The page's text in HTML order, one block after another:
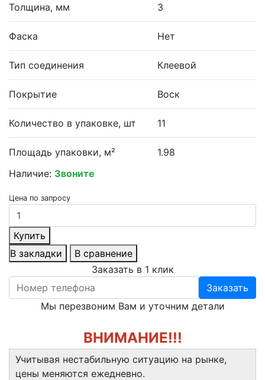
Толщина, мм 3
Фаска Нет
Тип соединения Клеевой
Покрытие Воск
Количество в упаковке, шт 11
Площадь упаковки, м²
1.98
Наличие: Звоните
Цена по запросу
Купить
В закладки
В сравнение
Заказать в 1 клик
Заказать
Мы перезвоним Вам и уточним детали
ВНИМАНИЕ!!!
Учитывая нестабильную ситуацию на рынке,
цены меняются ежедневно.